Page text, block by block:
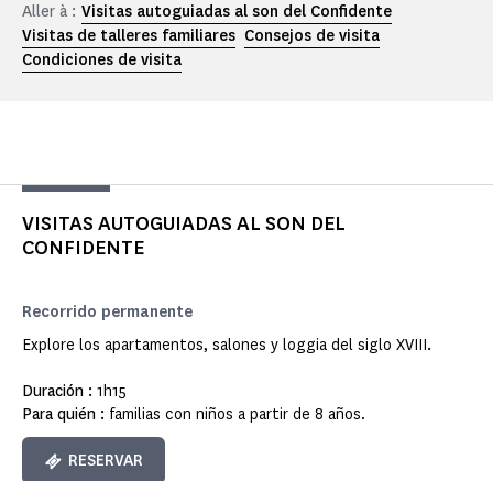
Aller à : Visitas autoguiadas al son del Confidente
Visitas de talleres familiares Consejos de visita
Condiciones de visita
VISITAS AUTOGUIADAS AL SON DEL
CONFIDENTE
Recorrido permanente
Explore los apartamentos, salones y loggia del siglo XVIII.
Duración : 1h15
Para quién : familias con niños a partir de 8 años.
RESERVAR